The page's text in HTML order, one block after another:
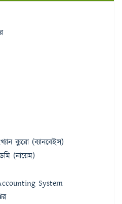
ব্যুরো (ব্যানবেইস)
(নায়েম)
System